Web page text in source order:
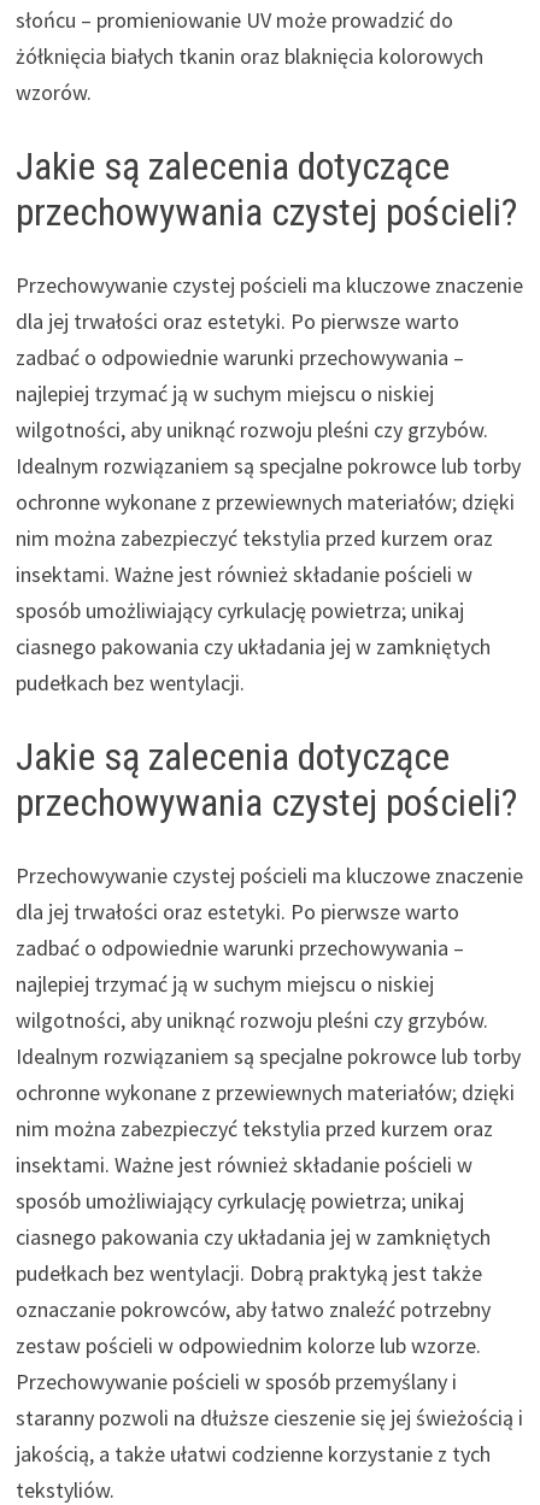
słońcu – promieniowanie UV może prowadzić do
żółknięcia białych tkanin oraz blaknięcia kolorowych
wzorów.
Jakie są zalecenia dotyczące
przechowywania czystej pościeli?
Przechowywanie czystej pościeli ma kluczowe znaczenie
dla jej trwałości oraz estetyki. Po pierwsze warto
zadbać o odpowiednie warunki przechowywania –
najlepiej trzymać ją w suchym miejscu o niskiej
wilgotności, aby uniknąć rozwoju pleśni czy grzybów.
Idealnym rozwiązaniem są specjalne pokrowce lub torby
ochronne wykonane z przewiewnych materiałów; dzięki
nim można zabezpieczyć tekstylia przed kurzem oraz
insektami. Ważne jest również składanie pościeli w
sposób umożliwiający cyrkulację powietrza; unikaj
ciasnego pakowania czy układania jej w zamkniętych
pudełkach bez wentylacji.
Jakie są zalecenia dotyczące
przechowywania czystej pościeli?
Przechowywanie czystej pościeli ma kluczowe znaczenie
dla jej trwałości oraz estetyki. Po pierwsze warto
zadbać o odpowiednie warunki przechowywania –
najlepiej trzymać ją w suchym miejscu o niskiej
wilgotności, aby uniknąć rozwoju pleśni czy grzybów.
Idealnym rozwiązaniem są specjalne pokrowce lub torby
ochronne wykonane z przewiewnych materiałów; dzięki
nim można zabezpieczyć tekstylia przed kurzem oraz
insektami. Ważne jest również składanie pościeli w
sposób umożliwiający cyrkulację powietrza; unikaj
ciasnego pakowania czy układania jej w zamkniętych
pudełkach bez wentylacji. Dobrą praktyką jest także
oznaczanie pokrowców, aby łatwo znaleźć potrzebny
zestaw pościeli w odpowiednim kolorze lub wzorze.
Przechowywanie pościeli w sposób przemyślany i
staranny pozwoli na dłuższe cieszenie się jej świeżością i
jakością, a także ułatwi codzienne korzystanie z tych
tekstyliów.